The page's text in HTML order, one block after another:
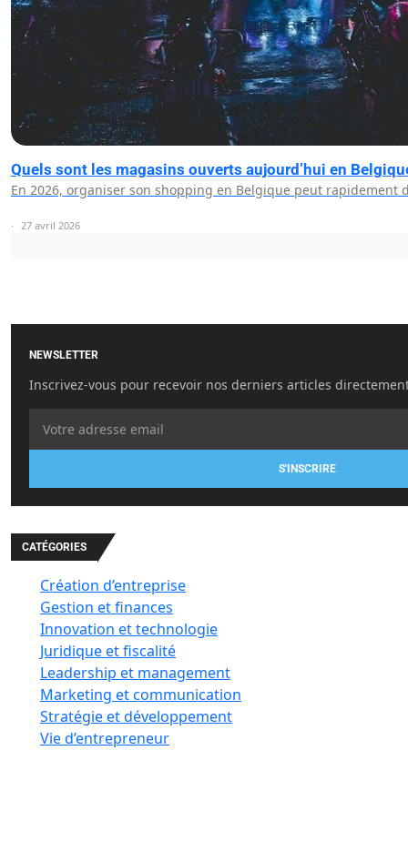
Quels sont les magasins ouverts aujourd’hui en
En 2026, organiser son shopping en Belgique peut rapidement
27 avril 2026
NEWSLETTER
Inscrivez-vous pour recevoir nos derniers articles
S'INSCRIRE
CATÉGORIES
Création d’entreprise
Gestion et finances
Innovation et technologie
Juridique et fiscalité
Leadership et management
Marketing et communication
Stratégie et développement
Vie d’entrepreneur